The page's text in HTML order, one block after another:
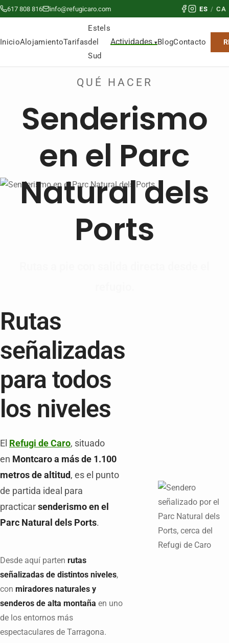
617 808 816 info@refugicaro.com ES / CA
InicioAlojamientoTarifas
Estels
del
Sud
Actividades BlogContacto
QUÉ HACER
Senderismo
en el Parc
Natural dels
Ports
Rutas
señalizadas
para todos
los niveles
El Refugi de Caro, situado
en Montcaro a más de 1.100
metros de altitud , es el punto
de partida ideal para
practicar senderismo en el
Parc Natural dels Ports.
Desde aquí parten rutas
señalizadas de distintos niveles,
con miradores naturales y
senderos de alta montaña en uno
de los entornos más
espectaculares de Tarragona.